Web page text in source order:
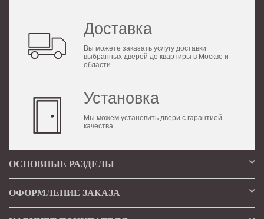
Доставка
Вы можете заказать услугу доставки
выбранных дверей до квартиры в Москве и
области
Установка
Мы можем установить двери с гарантией
качества
ОСНОВНЫЕ РАЗДЕЛЫ
ОФОРМЛЕНИЕ ЗАКАЗА